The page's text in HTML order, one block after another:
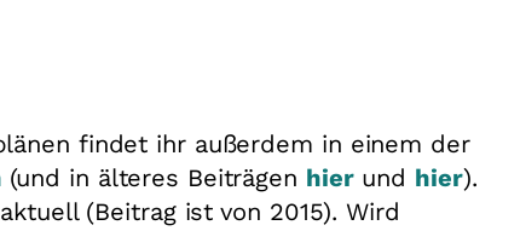
findet ihr außerdem in einem der
(und in älteres Beiträgen hierund hier).
(Beitrag ist von 2015). Wird